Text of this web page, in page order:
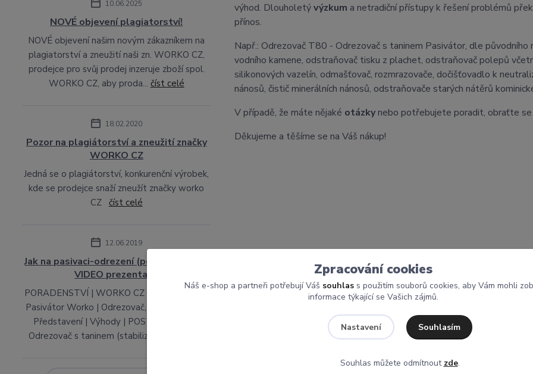
10.06.2025
NOVÉ objevení plagiatorství!
NOVÉ objevení našim novým zákazníkem na
plagiatorství a zneužití naši zn. WORKO CZ,
prodejce pro svůj prodej inzeruje zboží spol.
WORKO CZ, aby proda... číst celé
18.02.2020
Pozor na plagiátorství a zneužití značky
WORKO CZ
Jedná se o plagiátorství, konkurenční výrobek,
kde se prodejce snaží zneužít značky worko
CZ číst celé
12.06.2019
Jak na pasivaci-odrezení (postup-návod)
VIDEO prezentace
PORADENSTVÍ | WORKO CZ PŘEDSTAVENÍ
Pasivátor Worko | Odrezovač, který funguje |
Představení | Výhody | POSTUP-NÁVOD
Odrezovač s taninem (stabilizace...
výhod. Dlouholetývýzkum a netradiční přístupy k řešení problémů
přínos.
Např.: Odrezovač T80 - Odrezovač s taninem Pasivátor, dle
vodního kamene, odstraňovač tisku z plachet, odstraňovač polepů
silikonových vazelín, odmašťovač, rozmrazovače, dočišťovadlo k
nánosů, čistič minerálních nánosů, odstraňovače starých nátěrů
V případě, že máte nějaké otázkynebo potřebujete poradit, obraťte se
Děkujeme a těšíme se na Váš nákup!
Zpracování cookies
Náš e-shop a partneři potřebují Váš souhlass použitím souborů cookies, aby Vám mohli
informace týkající se Vašich zájmů.
Nastavení Souhlasím
Souhlas můžete odmítnout zde.